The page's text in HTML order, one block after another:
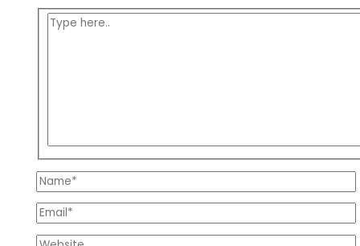
Type
Name*
Email*
Website